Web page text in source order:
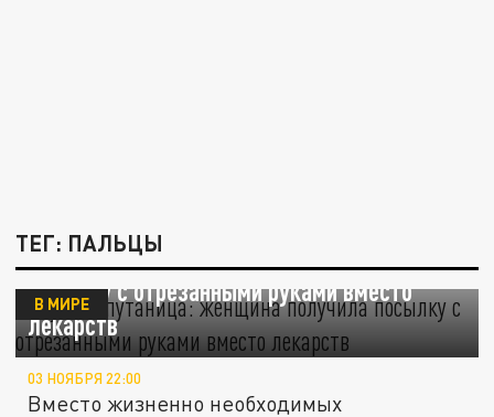
ТЕГ: ПАЛЬЦЫ
Жуткая путаница: женщина получила
посылку с отрезанными руками вместо
лекарств
В МИРЕ
03 НОЯБРЯ 22:00
Вместо жизненно необходимых